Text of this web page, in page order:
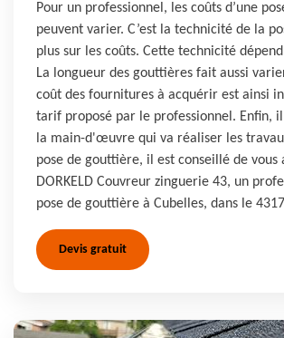
Pour un professionnel, les coûts d’une
peuvent varier. C’est la technicité de la
plus sur les coûts. Cette technicité
La longueur des gouttières fait aussi
coût des fournitures à acquérir est ainsi
tarif proposé par le professionnel. Enfin,
la main-d'œuvre qui va réaliser les
pose de gouttière, il est conseillé de vous
DORKELD Couvreur zinguerie 43, un
pose de gouttière à Cubelles, dans le
Devis gratuit